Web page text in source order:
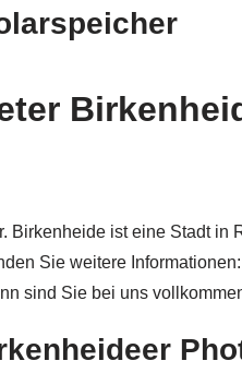
Birkenheide ist eine Stadt
Sie weitere
sind Sie bei uns